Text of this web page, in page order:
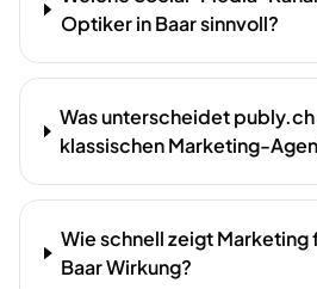
Optiker in Baar sinnvoll?
Was unterscheidet
klassischen Marketing-
Wie schnell zeigt Marketing
Baar Wirkung?